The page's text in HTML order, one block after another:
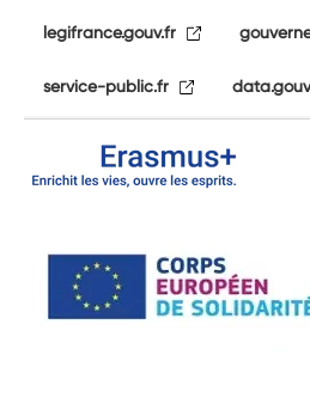
legifrance.gouv.fr
service-public.fr